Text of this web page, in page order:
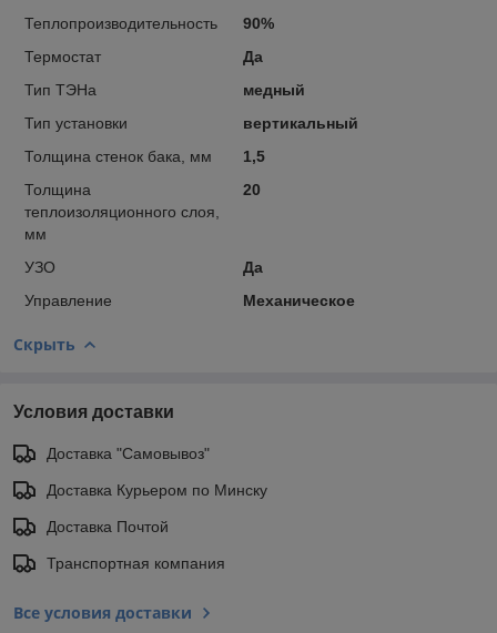
Теплопроизводительность
90%
Термостат
Да
Тип ТЭНа
медный
Тип установки
вертикальный
Толщина стенок бака, мм
1,5
Толщина
теплоизоляционного слоя,
мм
20
УЗО
Да
Управление
Механическое
Скрыть
Условия доставки
Доставка "Самовывоз"
Доставка Курьером по Минску
Доставка Почтой
Транспортная компания
Все условия доставки